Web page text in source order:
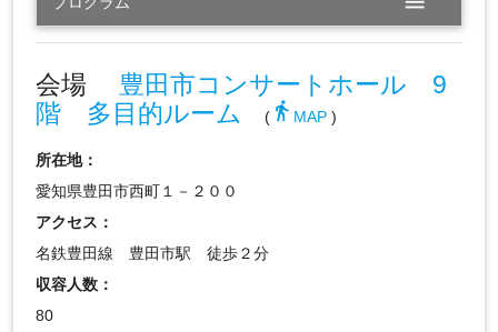
会場 豊田市コンサートホール 9
階 多目的ルーム
(directions_walk MAP)
所在地：
愛知県豊田市西町１－２００
アクセス：
名鉄豊田線 豊田市駅 徒歩２分
収容人数：
80